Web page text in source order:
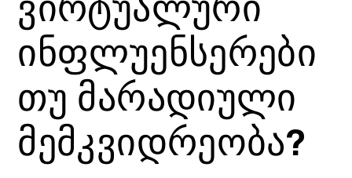
ინფლუენსერები
თუ მარადიული
მემკვიდრეობა?